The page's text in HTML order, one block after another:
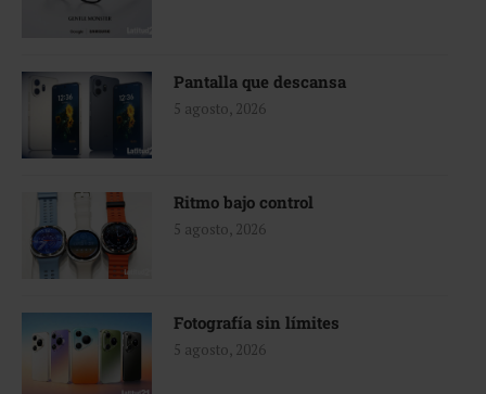
Pantalla que descansa
5 agosto, 2026
Ritmo bajo control
5 agosto, 2026
Fotografía sin límites
5 agosto, 2026